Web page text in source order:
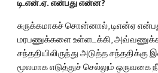
டி.என்.ஏ. என்பது என்ன?
சுருக்கமாகச் சொன்னால், டிஎன்ஏ
மரபணுக்களை உள்ளடக்கி,
சந்ததியிலிருந்து அடுத்த
மூலமாக எடுத்துச் செல்லும் ஒருவகை